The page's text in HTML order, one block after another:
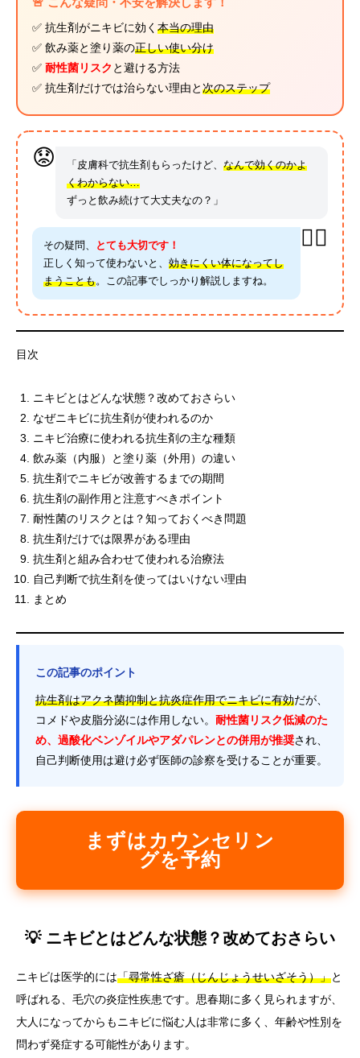
✅ 抗生剤がニキビに効く 本当の理由
✅ 飲み薬と塗り薬の正しい使い分け
✅ 耐性菌リスク と避ける方法
✅ 抗生剤だけでは治らない理由と次のステップ
😟 「皮膚科で抗生剤もらったけど、 なんで効くのかよ
くわからない…
ずっと飲み続けて大丈夫なの？」
👨‍⚕️
その疑問、
とても大切です！
正しく知って使わないと、 効きにくい体になってし
まうことも。この記事でしっかり解説しますね。
目次
ニキビとはどんな状態？改めておさらい
なぜニキビに抗生剤が使われるのか
ニキビ治療に使われる抗生剤の主な種類
飲み薬（内服）と塗り薬（外用）の違い
抗生剤でニキビが改善するまでの期間
抗生剤の副作用と注意すべきポイント
耐性菌のリスクとは？知っておくべき問題
抗生剤だけでは限界がある理由
抗生剤と組み合わせて使われる治療法
自己判断で抗生剤を使ってはいけない理由
まとめ
この記事のポイント
抗生剤はアクネ菌抑制と抗炎症作用でニキビに有効だが、
コメドや皮脂分泌には作用しない。 耐性菌リスク低減のた
め、過酸化ベンゾイルやアダパレンとの併用が推奨され、
自己判断使用は避け必ず医師の診察を受けることが重要。
まずはカウンセリン
グを予約
💡 ニキビとはどんな状態？改めておさらい
ニキビは医学的には「尋常性ざ瘡（じんじょうせいざそう）」と
呼ばれる、毛穴の炎症性疾患です。思春期に多く見られますが、
大人になってからもニキビに悩む人は非常に多く、年齢や性別を
問わず発症する可能性があります。